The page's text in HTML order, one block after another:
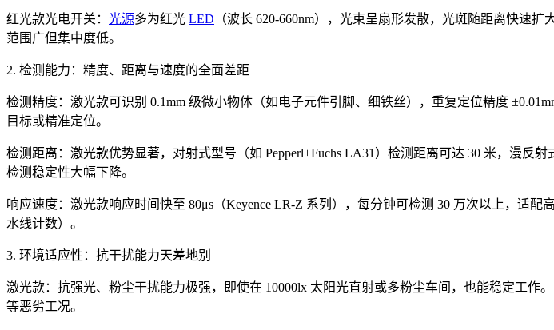
红光款光电开关： 光源多为红光 LED （波长 620-660nm），光束呈扇形发散，光斑随距离快速
范围广但集中度低。
2. 检测能力：精度、距离与速度的全面差距
检测精度：激光款可识别 0.1mm 级微小物体（如电子元件引脚、细铁丝），重复定位精度
目标或精准定位。
检测距离：激光款优势显著，对射式型号（如 Pepperl+Fuchs LA31）检测距离可达 30 米，漫反
检测稳定性大幅下降。
响应速度：激光款响应时间快至 80μs（Keyence LR-Z 系列），每分钟可检测 30 万次以上，适
水线计数）。
3. 环境适应性：抗干扰能力天差地别
激光款：抗强光、粉尘干扰能力极强，即使在 10000lx 太阳光直射或多粉尘车间，也能稳定工作
等恶劣工况。